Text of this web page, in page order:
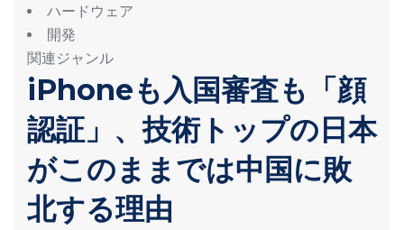
ハードウェア
開発
関連ジャンル
iPhoneも入国審査も「顔
認証」、技術トップの日本
がこのままでは中国に敗
北する理由